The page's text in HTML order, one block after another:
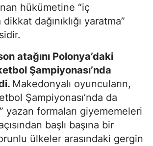
hükümetine “iç
dağınıklığı yaratma”
atağını Polonya’daki
Şampiyonası’nda
Makedonyalı oyuncuların,
Şampiyonası’nda da
yazan formaları giyememeleri
başlı başına bir
ülkeler arasındaki gergin